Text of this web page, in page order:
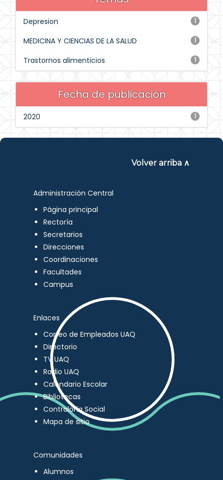
1
Depresion
1
MEDICINA Y CIENCIAS DE LA SALUD
1
Trastornos alimenticios
Fecha de publicación
1
2020
Volver arriba ∧
Administración Central
Página principal
Rectoría
Secretarios
Direcciones
Coordinaciones
Facultades
Campus
Enlaces
Correo de Empleados UAQ
Directorio
TV UAQ
Radio UAQ
Calendario Escolar
Bibliotecas
Contraloría Social
Mapa de sitio
Comunidades
Alumnos